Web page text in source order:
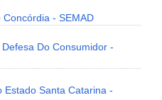
- SEMAD
Do Consumidor -
Estado Santa Catarina -